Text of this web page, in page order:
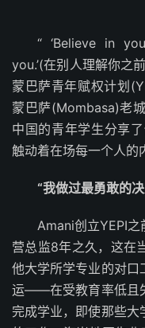
“ ‘Believe in
you.’(在别人理解你之
蒙巴萨青年赋权计划
蒙巴萨(Mombasa)老
中国的青年学生分享
触动着在场每一个人的
“我做过最勇敢的
Amani创立YEPI
营总监8年之久，这在
他大学所学专业的对口
运——在受教育率低且
完成学业，即使那些大